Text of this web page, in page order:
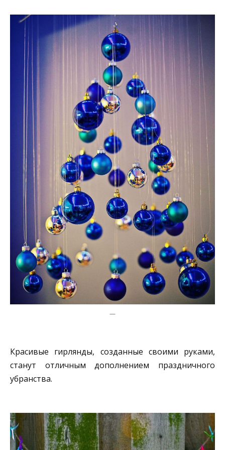
—
Красивые гирлянды, созданные своими руками,
станут отличным дополнением праздничного
убранства.